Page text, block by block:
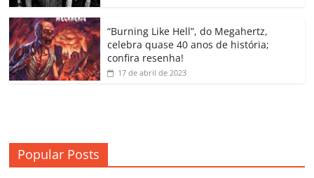
o
m
“Burning Like Hell”, do Megahertz,
celebra quase 40 anos de história;
confira resenha!
17 de abril de 2023
Popular Posts